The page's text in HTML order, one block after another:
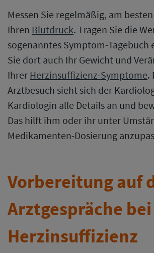
Messen Sie regelmäßig, am
Ihren Blutdruck. Tragen Sie die
sogenanntes Symptom-Tagebuch
Sie dort auch Ihr Gewicht und
Ihrer Herzinsuffizienz-Symptome.
Arztbesuch sieht sich der
Kardiologin alle Details an und
Das hilft ihm oder ihr unter
Medikamenten-Dosierung
Vorbereitung auf
Arztgespräche bei
Herzinsuffizienz